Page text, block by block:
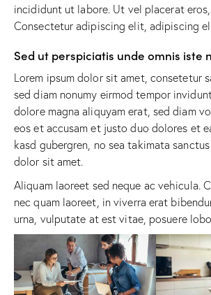
incididunt ut labore. Ut vel placerat
Consectetur adipiscing elit, adipiscing
Sed ut perspiciatis unde omnis iste
Lorem ipsum dolor sit amet, consetetur
sed diam nonumy eirmod tempor
dolore magna aliquyam erat, sed diam
eos et accusam et justo duo dolores et
kasd gubergren, no sea takimata
dolor sit amet.
Aliquam laoreet sed neque ac vehicula.
nec quam laoreet, in viverra erat
urna, vulputate at est vitae, posuere